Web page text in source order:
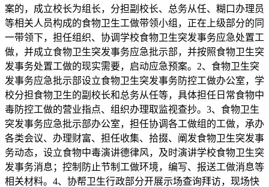
案的，成立校长为组长，分担副校长、总务从任、糊口办理员
等相关人员构成的食物卫生工做带领小组，正在上级部分的同
一带领下，担任组织、协调学校食物卫生突发事务应急处置工
做，并成立食物卫生突发事务应急批示部，并按照食物卫生突
发事务处置工做的现实需要，启动应急预案。2、食物卫生突
发事务应急批示部设立食物卫生突发事务防控工做办公室，学
校分担食物卫生的副校长和总务从任等，具体担任日常食物中
毒防控工做的营业指点、组织办理取监视查抄。3、食物卫生
突发事务应急批示部办公室，担任协调各工做组的工做，承办
各类会议、办理财富、担任收集、拾掇、阐发食物卫生突发事
务动态，设立食物中毒演讲德律风，及时演讲学校食物卫生突
发事务消息；控制防止节制工做环境，编写、报送工做消息等
相关材料。4、协帮卫生行政部分开展示场查询拜访，现场快